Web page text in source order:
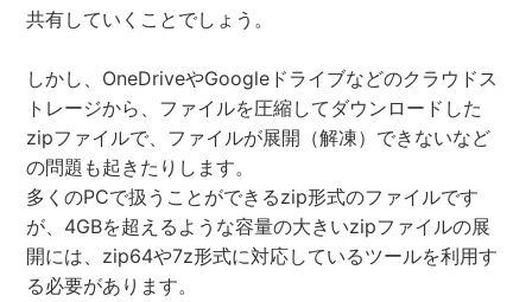
共有していくことでしょう。
しかし、OneDriveやGoogleドライブなどのクラウドス
トレージから、ファイルを圧縮してダウンロードした
zipファイルで、ファイルが展開（解凍）できないなど
の問題も起きたりします。
多くのPCで扱うことができるzip形式のファイルです
が、4GBを超えるような容量の大きいzipファイルの展
開には、zip64や7z形式に対応しているツールを利用す
る必要があります。